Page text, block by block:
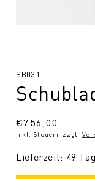
SKU:
SB031
Normaler
Preis
€756,00
inkl. Steuern zzgl.
Lieferzeit: 49